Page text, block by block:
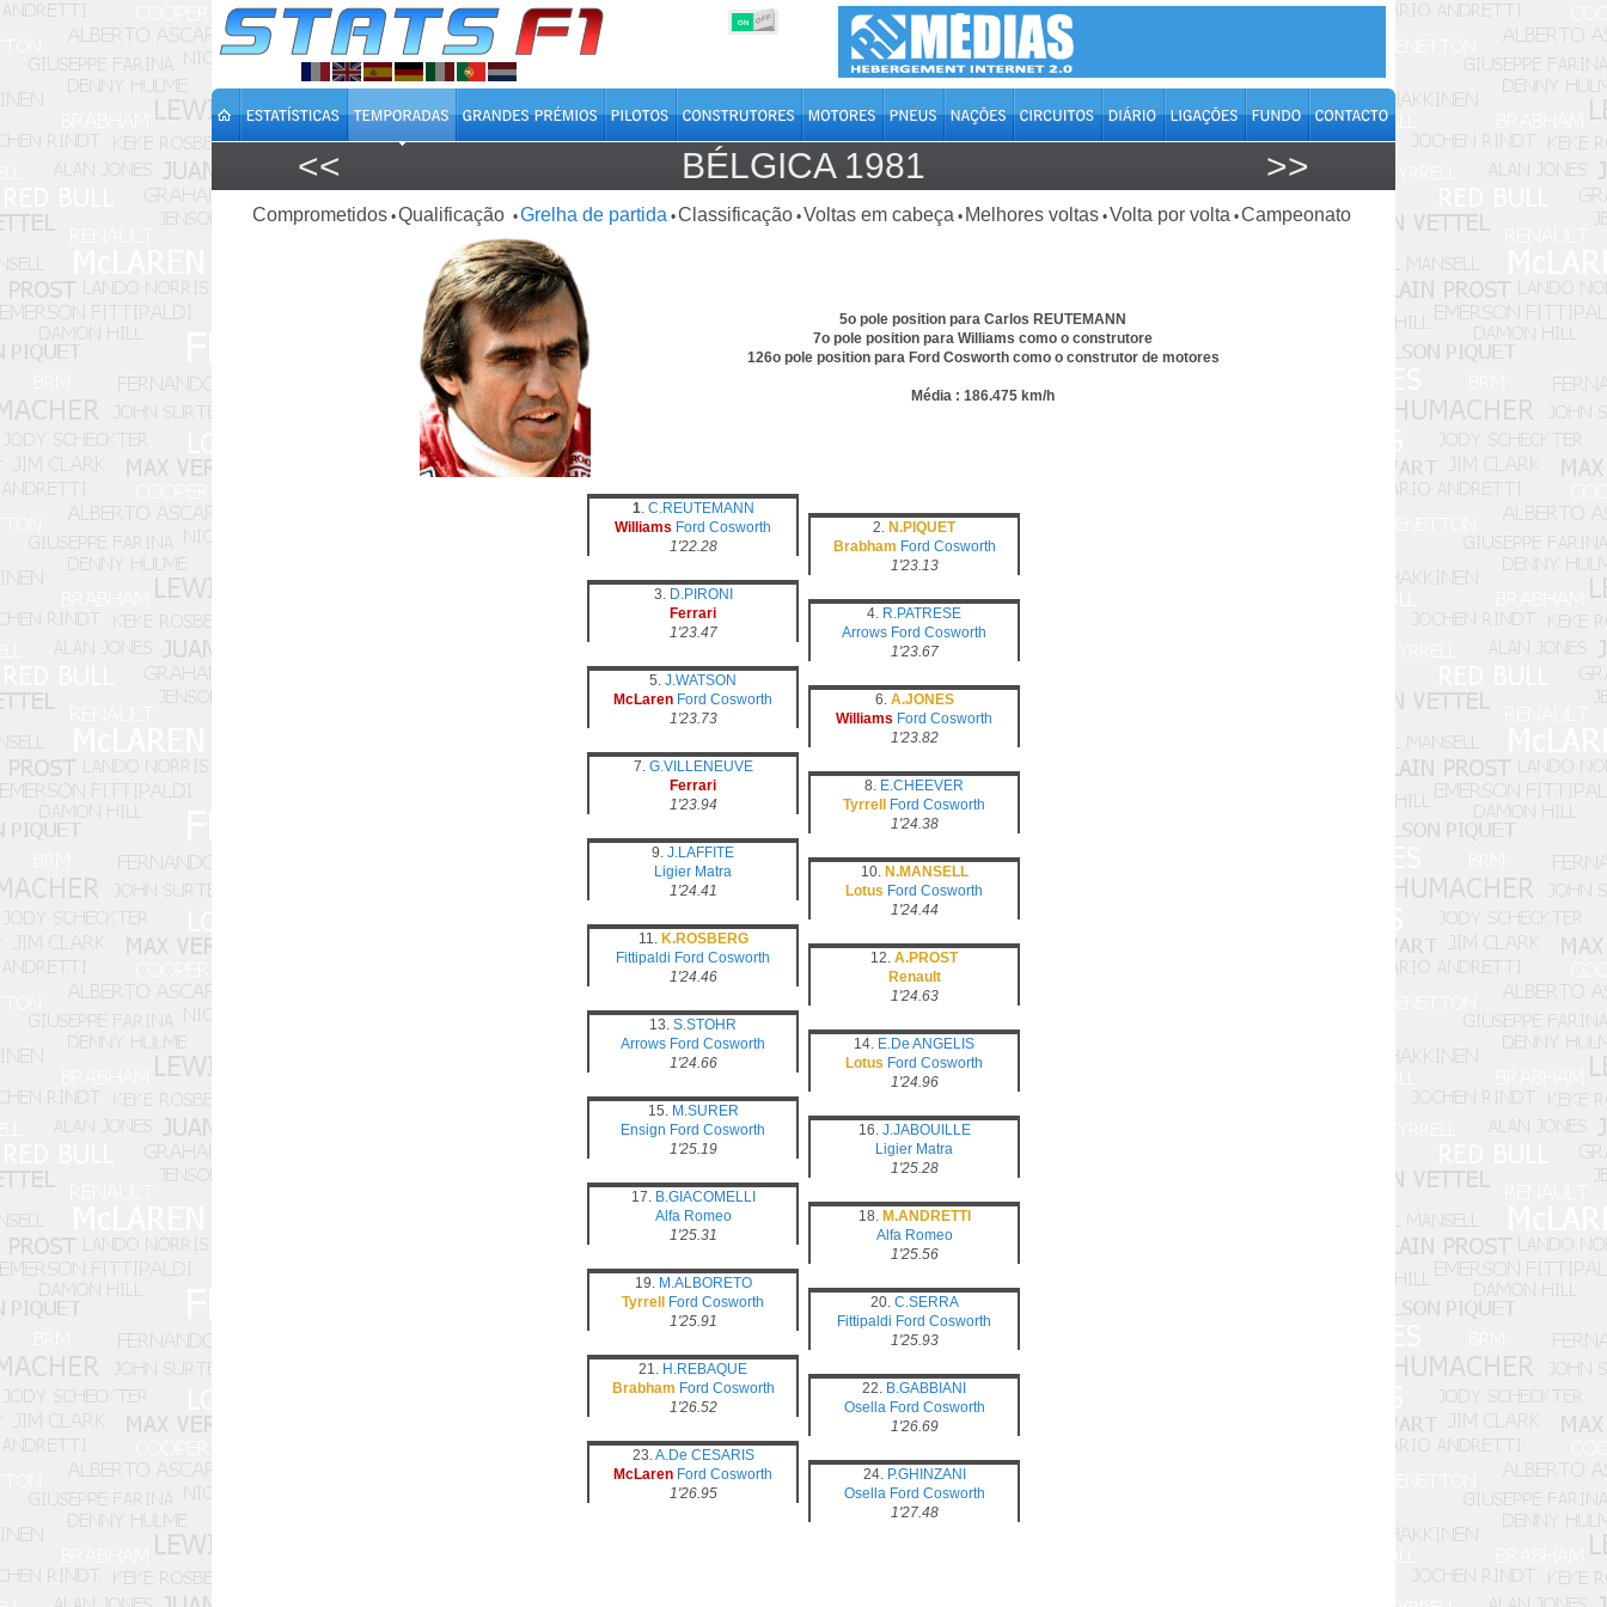
ON OFF
<< BÉLGICA 1981 >>
Comprometidos •Qualificação •Grelha de partida •Classificação •Voltas em cabeça • Melhores voltas •Volta por volta •Campeonato
5o pole position para Carlos REUTEMANN
7o pole position para Williams como o construtore
126o pole position para Ford Cosworth como o construtor de motores
Média : 186.475 km/h
1. C.REUTEMANN
Williams Ford Cosworth
1'22.28
2. N.PIQUET
Brabham Ford Cosworth
1'23.13
3. D.PIRONI
Ferrari
1'23.47
4. R.PATRESE
Arrows Ford Cosworth
1'23.67
5. J.WATSON
McLaren Ford Cosworth
1'23.73
6. A.JONES
Williams Ford Cosworth
1'23.82
7. G.VILLENEUVE
Ferrari
1'23.94
8. E.CHEEVER
Tyrrell
Ford Cosworth
1'24.38
9. J.LAFFITE
Ligier Matra
1'24.41
10. N.MANSELL
Lotus Ford Cosworth
1'24.44
11. K.ROSBERG
Fittipaldi Ford Cosworth
1'24.46
12. A.PROST
Renault
1'24.63
13. S.STOHR
Arrows Ford Cosworth
1'24.66
14. E.De ANGELIS
Lotus Ford Cosworth
1'24.96
15. M.SURER
Ensign Ford Cosworth
1'25.19
16. J.JABOUILLE
Ligier Matra
1'25.28
17. B.GIACOMELLI
Alfa Romeo
1'25.31
18. M.ANDRETTI
Alfa Romeo
1'25.56
19. M.ALBORETO
Tyrrell
Ford Cosworth
1'25.91
20. C.SERRA
Fittipaldi Ford Cosworth
1'25.93
21. H.REBAQUE
Brabham Ford Cosworth
1'26.52
22. B.GABBIANI
Osella Ford Cosworth
1'26.69
23.A.De CESARIS
McLaren Ford Cosworth
1'26.95
24. P.GHINZANI
Osella Ford Cosworth
1'27.48